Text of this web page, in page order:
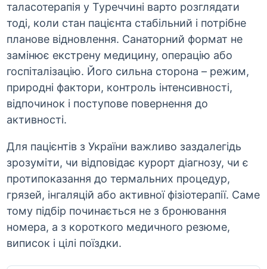
таласотерапія у Туреччині варто розглядати
тоді, коли стан пацієнта стабільний і потрібне
планове відновлення. Санаторний формат не
замінює екстрену медицину, операцію або
госпіталізацію. Його сильна сторона – режим,
природні фактори, контроль інтенсивності,
відпочинок і поступове повернення до
активності.
Для пацієнтів з України важливо заздалегідь
зрозуміти, чи відповідає курорт діагнозу, чи є
протипоказання до термальних процедур,
грязей, інгаляцій або активної фізіотерапії. Саме
тому підбір починається не з бронювання
номера, а з короткого медичного резюме,
виписок і цілі поїздки.